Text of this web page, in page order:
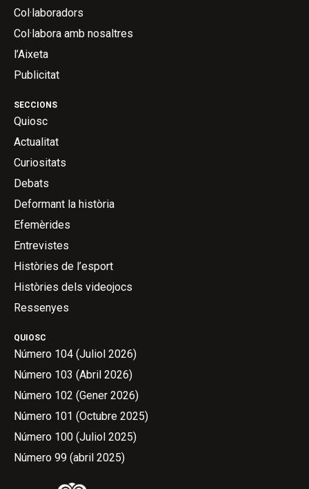
QUIOSC
Número 104 (Juliol 2026)
Número 103 (Abril 2026)
Número 102 (Gener 2026)
Número 101 (Octubre 2025)
Número 100 (Juliol 2025)
Número 99 (abril 2025)
SECCIONS
Quiosc
Actualitat
Curiositats
Debats
Deformant la història
Efemèrides
Entrevistes
Històries de l’esport
Històries dels videojocs
Ressenyes
Col·laboradors
Col·labora amb nosaltres
l’Aixeta
Publicitat